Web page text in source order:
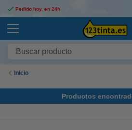
Pedido hoy, en 24h
Inicio
Productos